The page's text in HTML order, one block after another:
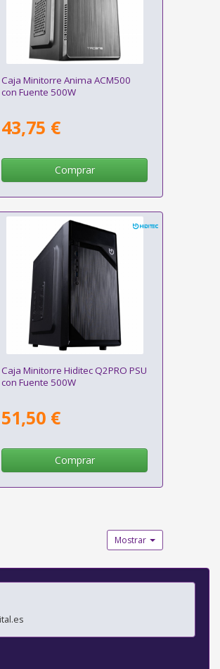
Caja Minitorre Anima ACM500
con Fuente 500W
43,75 €
Comprar
Caja Minitorre Hiditec Q2PRO PSU
con Fuente 500W
51,50 €
Comprar
Mostrar